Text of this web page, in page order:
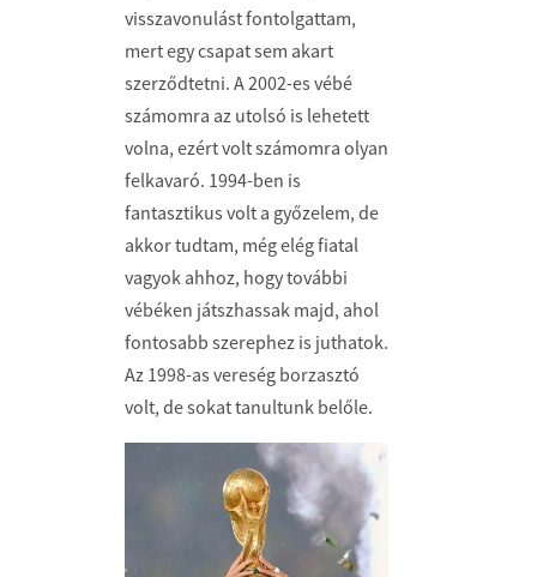
visszavonulást fontolgattam,
mert egy csapat sem akart
szerződtetni. A 2002-es vébé
számomra az utolsó is lehetett
volna, ezért volt számomra olyan
felkavaró. 1994-ben is
fantasztikus volt a győzelem, de
akkor tudtam, még elég fiatal
vagyok ahhoz, hogy további
vébéken játszhassak majd, ahol
fontosabb szerephez is juthatok.
Az 1998-as vereség borzasztó
volt, de sokat tanultunk belőle.